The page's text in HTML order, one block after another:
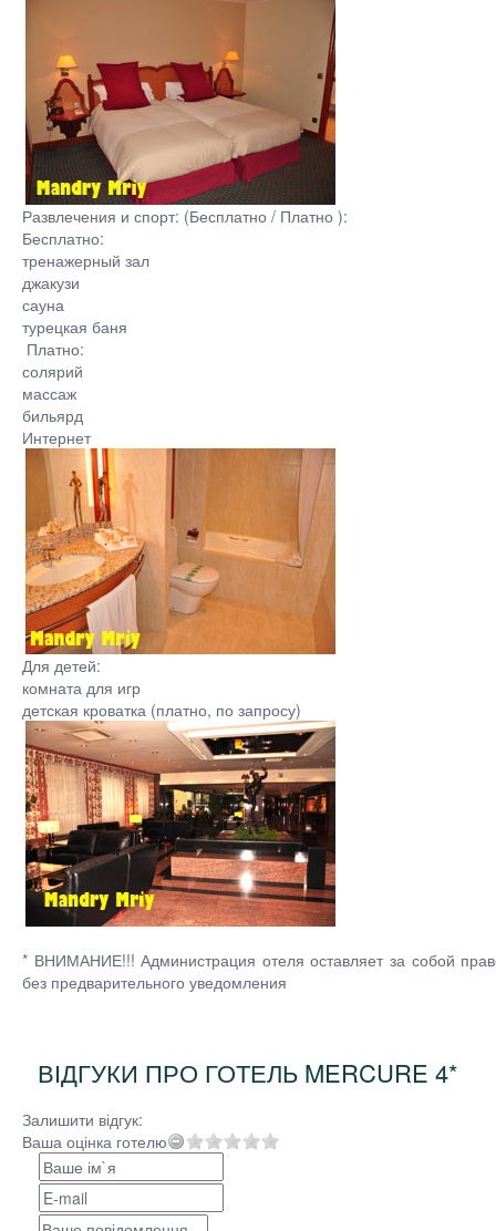
Развлечения и спорт: (Бесплатно / Платно ):
Бесплатно:
тренажерный зал
джакузи
сауна
турецкая баня
Платно:
солярий
массаж
бильярд
Интернет
Для детей:
комната для игр
детская кроватка (платно, по запросу)
* ВНИМАНИЕ!!! Администрация отеля оставляет за собой
без предварительного уведомления
ВІДГУКИ ПРО ГОТЕЛЬ MERCURE 4*
Залишити відгук:
Ваша оцінка готелю